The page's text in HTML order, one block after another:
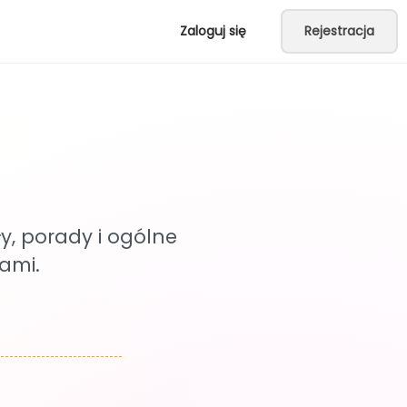
Zaloguj się Rejestracja
porady i ogólne